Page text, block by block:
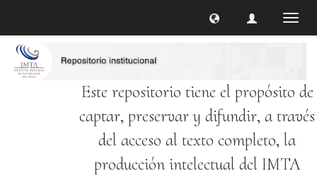
Este repositorio tiene el propósito de
captar, preservar y difundir, a través
del acceso al texto completo, la
producción intelectual del IMTA